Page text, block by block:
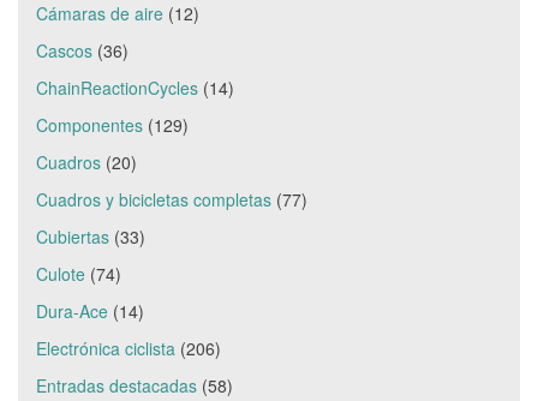
Cámaras de aire (12)
Cascos (36)
ChainReactionCycles (14)
Componentes (129)
Cuadros (20)
Cuadros y bicicletas completas (77)
Cubiertas (33)
Culote (74)
Dura-Ace (14)
Electrónica ciclista (206)
Entradas destacadas (58)